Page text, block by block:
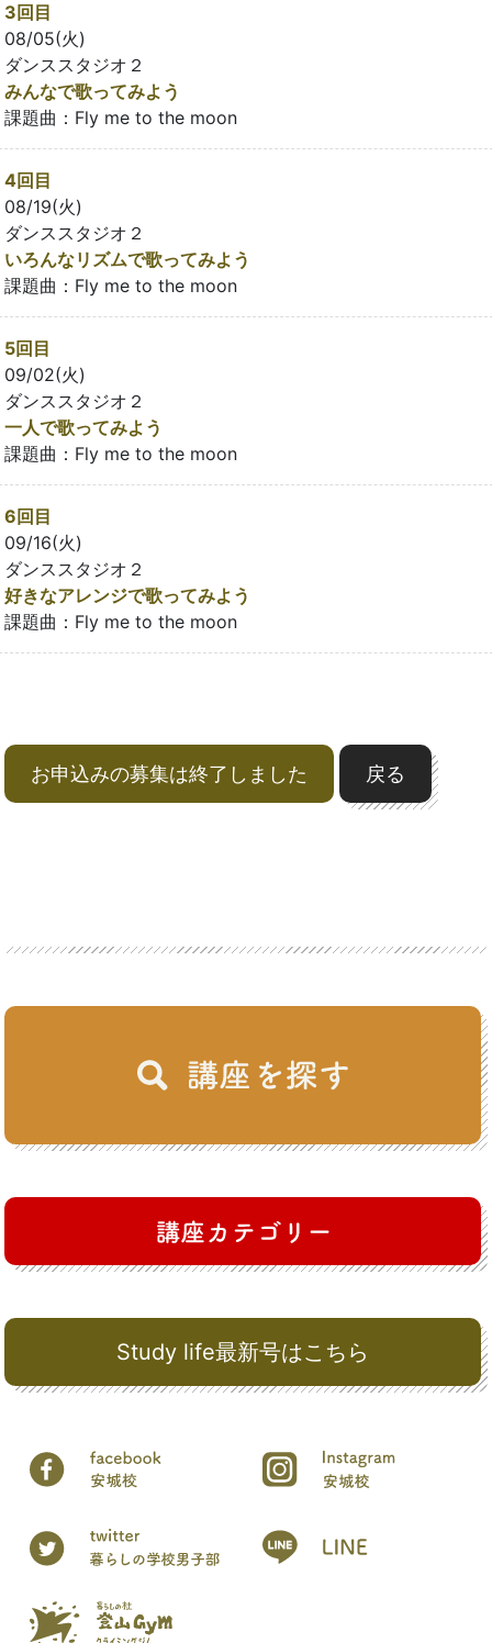
Study life最新号はこちら
3回目
08/05(火)
ダンススタジオ２
みんなで歌ってみよう
課題曲：Fly me to the moon
4回目
08/19(火)
ダンススタジオ２
いろんなリズムで歌ってみよう
課題曲：Fly me to the moon
5回目
09/02(火)
ダンススタジオ２
一人で歌ってみよう
課題曲：Fly me to the moon
6回目
09/16(火)
ダンススタジオ２
好きなアレンジで歌ってみよう
課題曲：Fly me to the moon
お申込みの募集は終了しました 戻る